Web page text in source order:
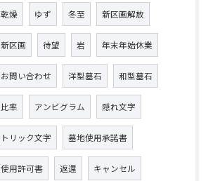
乾燥 ゆず 冬至 新区画解放
新区画 待望 岩 年末年始休業
お問い合わせ 洋型墓石 和型墓石
比率 アンビグラム 隠れ文字
トリック文字 墓地使用承諾書
使用許可書 返還 キャンセル